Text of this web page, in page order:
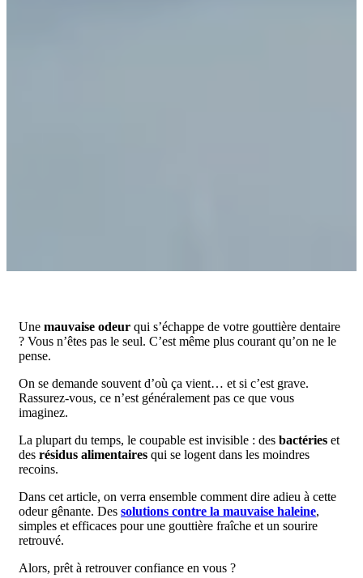
Une mauvaise odeur qui s’échappe de votre gouttière dentaire
? Vous n’êtes pas le seul. C’est même plus courant qu’on ne le
pense.
On se demande souvent d’où ça vient… et si c’est grave.
Rassurez-vous, ce n’est généralement pas ce que vous
imaginez.
La plupart du temps, le coupable est invisible : des bactéries et
des résidus alimentaires qui se logent dans les moindres
recoins.
Dans cet article, on verra ensemble comment dire adieu à cette
odeur gênante. Des solutions contre la mauvaise haleine,
simples et efficaces pour une gouttière fraîche et un sourire
retrouvé.
Alors, prêt à retrouver confiance en vous ?